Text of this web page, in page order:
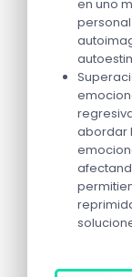
en uno
abordar